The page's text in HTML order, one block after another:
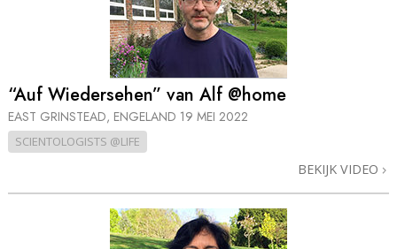
“Auf Wiedersehen” van Alf @home
EAST GRINSTEAD, ENGELAND 19 MEI 2022
SCIENTOLOGISTS @LIFE
BEKIJK VIDEO